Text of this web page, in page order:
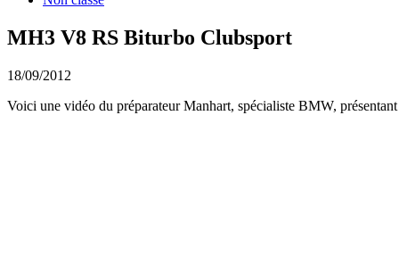
MH3 V8 RS Biturbo Clubsport
18/09/2012
Voici une vidéo du préparateur Manhart, spécialiste BMW,